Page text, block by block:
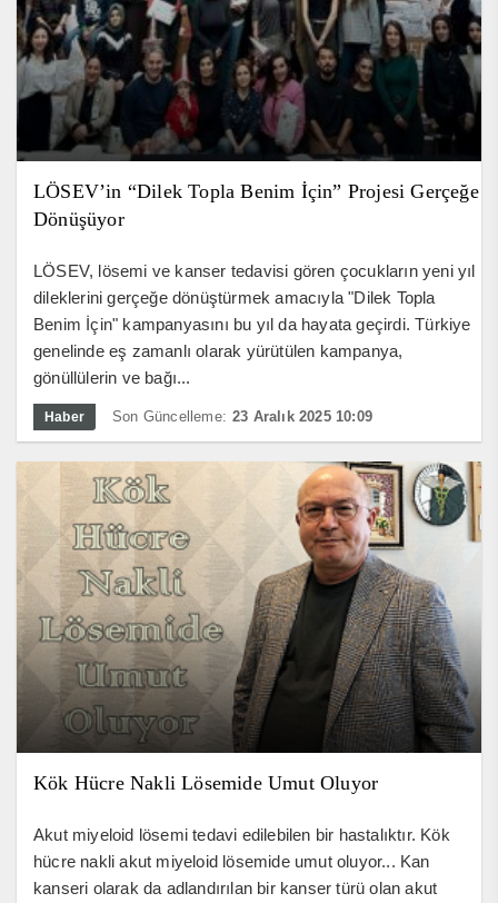
LÖSEV’in “Dilek Topla Benim İçin” Projesi Gerçeğe
Dönüşüyor
LÖSEV, lösemi ve kanser tedavisi gören çocukların yeni yıl
dileklerini gerçeğe dönüştürmek amacıyla "Dilek Topla
Benim İçin" kampanyasını bu yıl da hayata geçirdi. Türkiye
genelinde eş zamanlı olarak yürütülen kampanya,
gönüllülerin ve bağı...
Haber Son Güncelleme: 23 Aralık 2025 10:09
Kök Hücre Nakli Lösemide Umut Oluyor
Akut miyeloid lösemi tedavi edilebilen bir hastalıktır. Kök
hücre nakli akut miyeloid lösemide umut oluyor... Kan
kanseri olarak da adlandırılan bir kanser türü olan akut